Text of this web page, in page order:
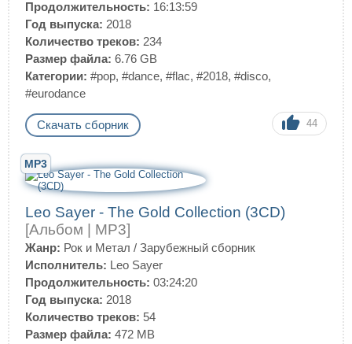
Продолжительность: 16:13:59
Год выпуска: 2018
Количество треков: 234
Размер файла: 6.76 GB
Категории: #pop, #dance, #flac, #2018, #disco,
#eurodance
Скачать сборник 44
MP3
Leo Sayer - The Gold Collection (3CD)
[Альбом | MP3]
Жанр: Рок и Метал / Зарубежный сборник
Исполнитель: Leo Sayer
Продолжительность: 03:24:20
Год выпуска: 2018
Количество треков: 54
Размер файла: 472 MB